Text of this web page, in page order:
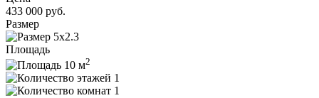
433 000 руб.
Размер
5x2.3
Площадь
10 м2
1
1